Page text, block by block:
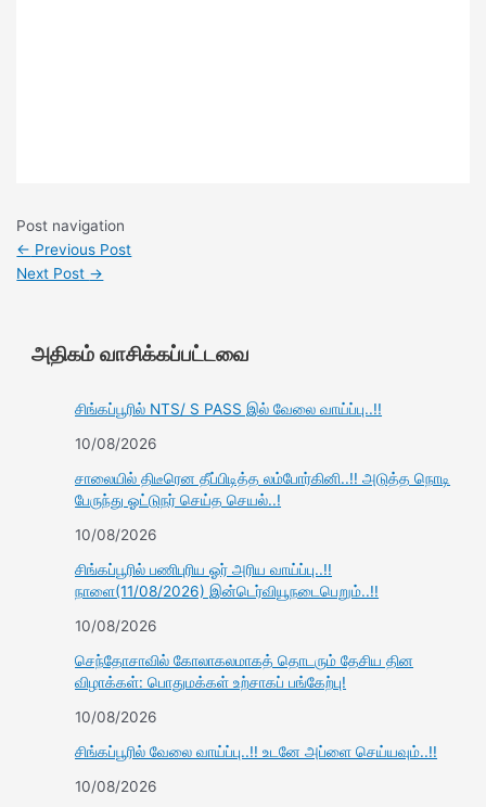
Post navigation
← Previous Post
Next Post →
அதிகம் வாசிக்கப்பட்டவை
சிங்கப்பூரில் NTS/ S PASS இல் வேலை வாய்ப்பு..!!
10/08/2026
சாலையில் திடீரென தீப்பிடித்த லம்போர்கினி..!! அடுத்த நொடி
பேருந்து ஓட்டுநர் செய்த செயல்..!
10/08/2026
சிங்கப்பூரில் பணிபுரிய ஓர் அரிய வாய்ப்பு..!!
நாளை(11/08/2026) இன்டெர்வியூநடைபெறும்..!!
10/08/2026
செந்தோசாவில் கோலாகலமாகத் தொடரும் தேசிய தின
விழாக்கள்: பொதுமக்கள் உற்சாகப் பங்கேற்பு!
10/08/2026
சிங்கப்பூரில் வேலை வாய்ப்பு..!! உடனே அப்ளை செய்யவும்..!!
10/08/2026